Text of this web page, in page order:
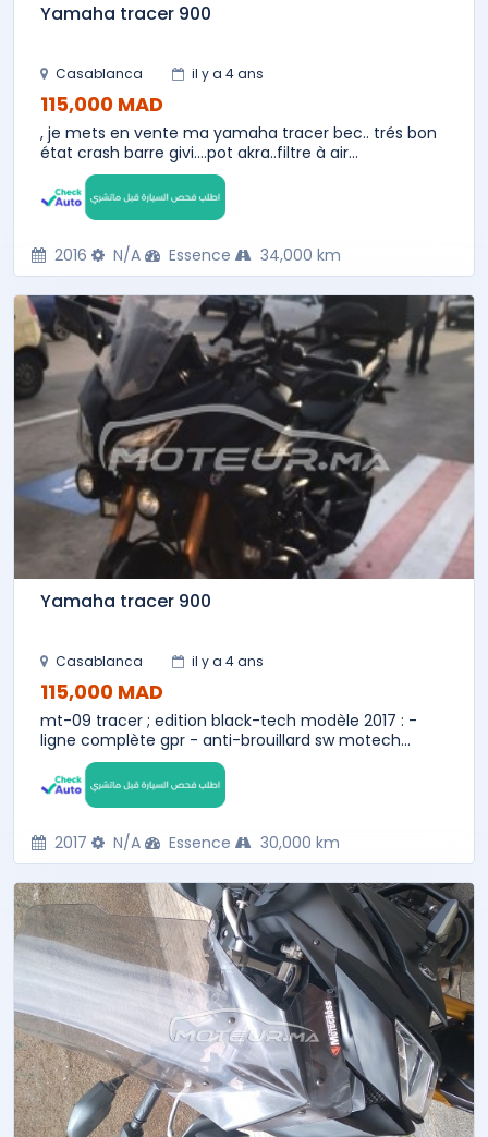
Yamaha tracer 900
Casablanca il y a 4 ans
115,000 MAD
, je mets en vente ma yamaha tracer bec.. trés bon
état crash barre givi....pot akra..filtre à air...
2016 N/A Essence 34,000 km
Yamaha tracer 900
Casablanca il y a 4 ans
115,000 MAD
mt-09 tracer ; edition black-tech modèle 2017 : -
ligne complète gpr - anti-brouillard sw motech...
2017 N/A Essence 30,000 km